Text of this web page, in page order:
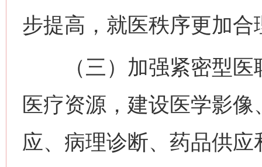
步提高，就医秩序更加合
（三）加强紧密型医
医疗资源，建设医学影
应、病理诊断、药品供